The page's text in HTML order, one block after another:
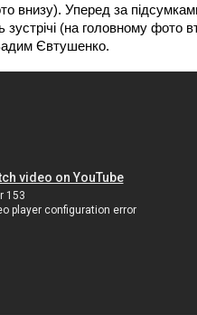
внизу). Уперед за
(на головному фото
Євтушенко.